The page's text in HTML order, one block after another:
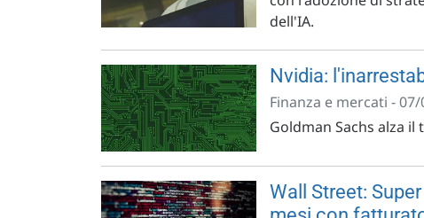
dell'IA.
Nvidia:
Finanza e mercati -
Goldman Sachs alza
Wall Street: